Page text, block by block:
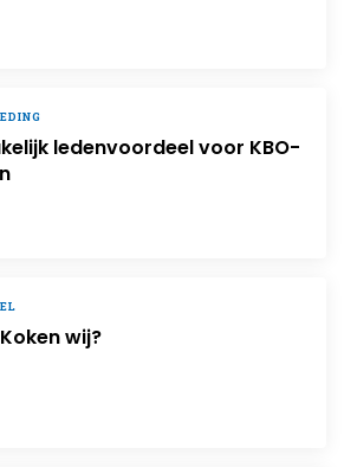
ledenvoordeel voor KBO-
wij?